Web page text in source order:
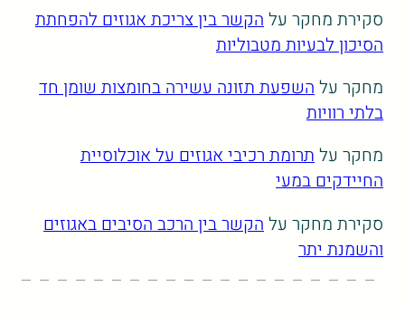
סקירת מחקר עלהקשר בין צריכת אגוזים להפחתת
הסיכון לבעיות מטבוליות
מחקר עלהשפעת תזונה עשירה בחומצות שומן חד
בלתי רוויות
מחקר עלתרומת רכיבי אגוזים על אוכלוסיית
החיידקים במעי
סקירת מחקר עלהקשר בין הרכב הסיבים באגוזים
והשמנת יתר